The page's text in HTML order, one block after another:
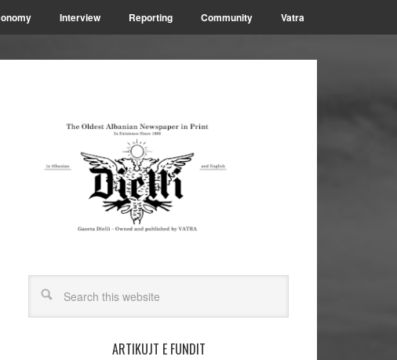
Interview Reporting Community Vatra
ARTIKUJT E FUNDIT